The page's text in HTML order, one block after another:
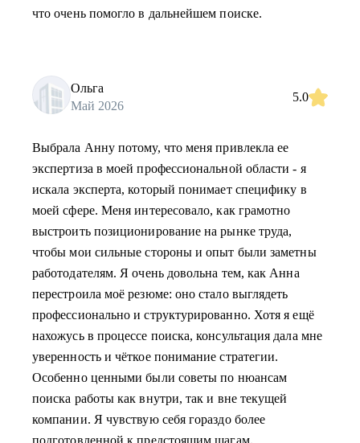
что очень помогло в дальнейшем поиске.
Ольга
Май 2026
5.0
Выбрала Анну потому, что меня привлекла ее
экспертиза в моей профессиональной области - я
искала эксперта, который понимает специфику в
моей сфере. Меня интересовало, как грамотно
выстроить позиционирование на рынке труда,
чтобы мои сильные стороны и опыт были заметны
работодателям. Я очень довольна тем, как Анна
перестроила моё резюме: оно стало выглядеть
профессионально и структурированно. Хотя я ещё
нахожусь в процессе поиска, консультация дала мне
уверенность и чёткое понимание стратегии.
Особенно ценными были советы по нюансам
поиска работы как внутри, так и вне текущей
компании. Я чувствую себя гораздо более
подготовленной к предстоящим шагам.